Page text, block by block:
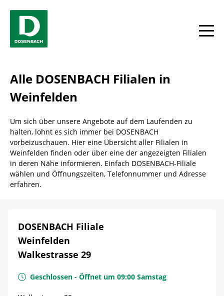
toggle
Alle DOSENBACH Filialen in
Weinfelden
Um sich über unsere Angebote auf dem Laufenden zu
halten, lohnt es sich immer bei DOSENBACH
vorbeizuschauen. Hier eine Übersicht aller Filialen in
Weinfelden finden oder über eine der angezeigten Filialen
in deren Nähe informieren. Einfach DOSENBACH-Filiale
wählen und Öffnungszeiten, Telefonnummer und Adresse
erfahren.
DOSENBACH Filiale
Weinfelden
Walkestrasse 29
Geschlossen - Öffnet um 09:00 Samstag